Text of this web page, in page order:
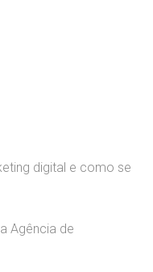
digital e como se
Agência de